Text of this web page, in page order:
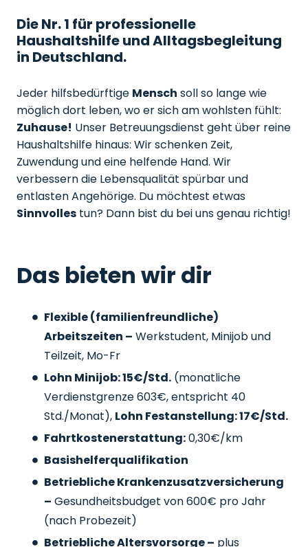
Die Nr. 1 für professionelle
Haushaltshilfe und Alltagsbegleitung
in Deutschland.
Jeder hilfsbedürftige Mensch soll so lange wie
möglich dort leben, wo er sich am wohlsten fühlt:
Zuhause! Unser Betreuungsdienst geht über reine
Haushaltshilfe hinaus: Wir schenken Zeit,
Zuwendung und eine helfende Hand. Wir
verbessern die Lebensqualität spürbar und
entlasten Angehörige. Du möchtest etwas
Sinnvolles tun? Dann bist du bei uns genau richtig!
Das bieten wir dir
Flexible (familienfreundliche)
Arbeitszeiten – Werkstudent, Minijob und
Teilzeit, Mo-Fr
Lohn Minijob: 15€/Std. (monatliche
Verdienstgrenze 603€, entspricht 40
Std./Monat), Lohn Festanstellung: 17€/Std.
Fahrtkostenerstattung:0,30€/km
Basishelferqualifikation
Betriebliche Krankenzusatzversicherung
– Gesundheitsbudget von 600€ pro Jahr
(nach Probezeit)
Betriebliche Altersvorsorge – plus